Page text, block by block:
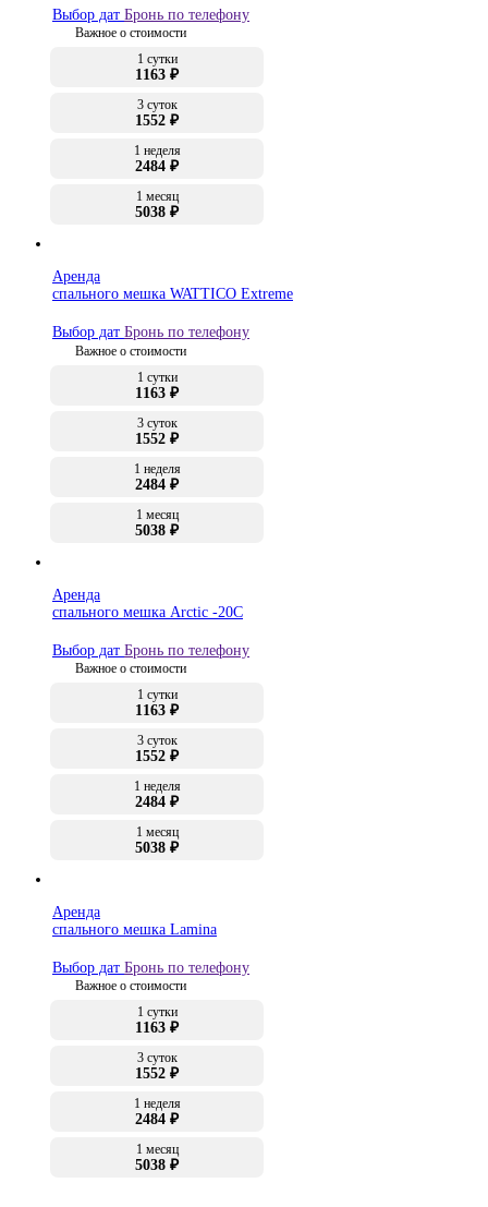
Выбор дат Бронь по телефону
Важное о стоимости
1 сутки
1163 ₽
3 суток
1552 ₽
1 неделя
2484 ₽
1 месяц
5038 ₽
Аренда
спального мешка WATTICO Extreme
Выбор дат Бронь по телефону
Важное о стоимости
1 сутки
1163 ₽
3 суток
1552 ₽
1 неделя
2484 ₽
1 месяц
5038 ₽
Аренда
спального мешка Arctic -20C
Выбор дат Бронь по телефону
Важное о стоимости
1 сутки
1163 ₽
3 суток
1552 ₽
1 неделя
2484 ₽
1 месяц
5038 ₽
Аренда
спального мешка Lamina
Выбор дат Бронь по телефону
Важное о стоимости
1 сутки
1163 ₽
3 суток
1552 ₽
1 неделя
2484 ₽
1 месяц
5038 ₽